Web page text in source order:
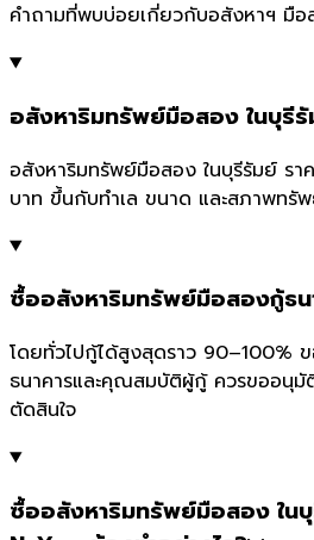
คำถามที่พบบ่อยเกี่ยวกับอสังหาฯ มือ
อสังหาริมทรัพย์มือสอง ในบุรีรัม
อสังหาริมทรัพย์มือสอง ในบุรีรัมย์ รา
บาท ขึ้นกับทำเล ขนาด และสภาพทรั
ซื้ออสังหาริมทรัพย์มือสองกู้ธน
โดยทั่วไปกู้ได้สูงสุดราว 90–100% ข
ธนาคารและคุณสมบัติผู้กู้ ควรขออนุมั
ตัดสินใจ
ซื้ออสังหาริมทรัพย์มือสอง ใน